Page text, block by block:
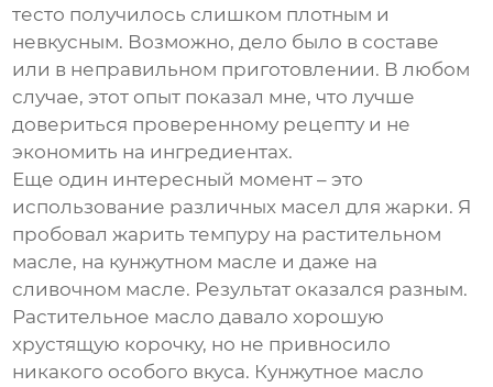
тесто получилось слишком плотным и
невкусным. Возможно, дело было в составе
или в неправильном приготовлении. В любом
случае, этот опыт показал мне, что лучше
довериться проверенному рецепту и не
экономить на ингредиентах.
Еще один интересный момент – это
использование различных масел для жарки. Я
пробовал жарить темпуру на растительном
масле, на кунжутном масле и даже на
сливочном масле. Результат оказался разным.
Растительное масло давало хорошую
хрустящую корочку, но не привносило
никакого особого вкуса. Кунжутное масло